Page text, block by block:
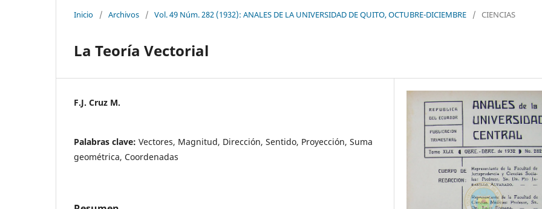
Inicio / Archivos / Vol. 49 Núm. 282 (1932): ANALES DE LA UNIVERSIDAD DE QUITO, OCTUBRE-DICIEMBRE / CIENCIAS
La Teoría Vectorial
F.J. Cruz M.
Palabras clave: Vectores, Magnitud, Dirección, Sentido, Proyección, Suma
geométrica, Coordenadas